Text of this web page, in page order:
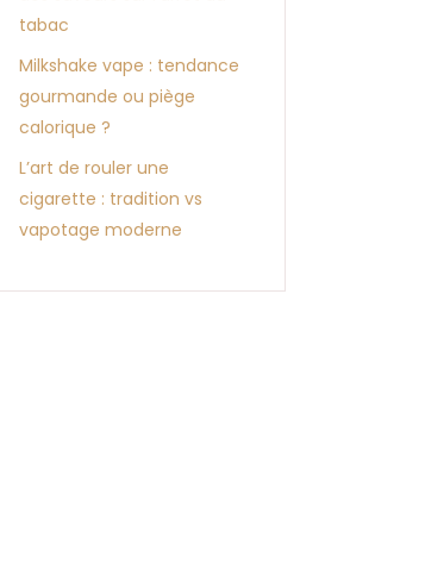
tabac
Milkshake vape : tendance
gourmande ou piège
calorique ?
L’art de rouler une
cigarette : tradition vs
vapotage moderne